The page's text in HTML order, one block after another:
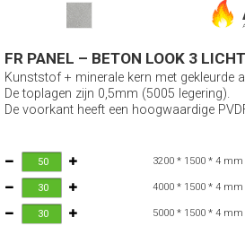
FR PANEL – BETON LOOK 3
Kunststof + minerale kern met gekleurde
De toplagen zijn 0,5mm (5005 legering).
De voorkant heeft een hoogwaardige
3200 * 1500 * 4 mm
4000 * 1500 * 4 mm
5000 * 1500 * 4 mm